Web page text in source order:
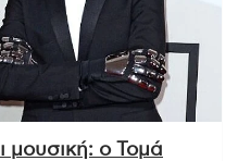
μουσική: ο Τομά